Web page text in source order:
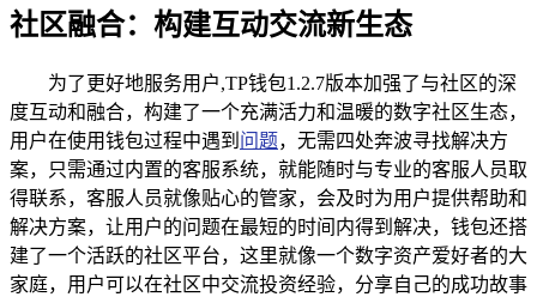
社区融合：构建互动交流新生态
为了更好地服务用户,TP钱包1.2.7版本加强了与社区的深
度互动和融合，构建了一个充满活力和温暖的数字社区生态，
用户在使用钱包过程中遇到 问题，无需四处奔波寻找解决方
案，只需通过内置的客服系统，就能随时与专业的客服人员取
得联系，客服人员就像贴心的管家，会及时为用户提供帮助和
解决方案，让用户的问题在最短的时间内得到解决，钱包还搭
建了一个活跃的社区平台，这里就像一个数字资产爱好者的大
家庭，用户可以在社区中交流投资经验，分享自己的成功故事